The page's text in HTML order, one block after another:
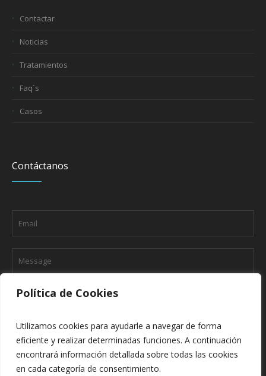
Política de Cookies
Utilizamos cookies para ayudarle a navegar de forma
eficiente y realizar determinadas funciones. A continuación
encontrará información detallada sobre todas las cookies
en cada categoría de consentimiento.
Contactar
Noticias
Tratamientos
Faq´s
Casos
Contáctanos